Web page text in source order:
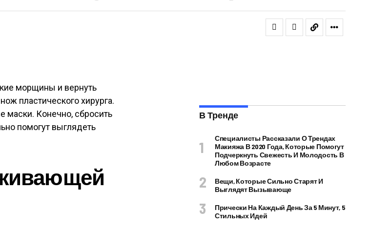
морщины и вернуть
пластического хирурга.
маски. Конечно, сбросить
помогут выглядеть
В Тренде
Специалисты Рассказали О Трендах
Макияжа В 2020 Года, Которые Помогут
Подчеркнуть Свежесть И Молодость В
Любом Возрасте
Вещи, Которые Сильно Старят И
Выглядят Вызывающе
Прически На Каждый День За 5 Минут, 5
Стильных Идей